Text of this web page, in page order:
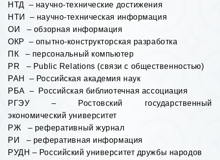
НТД – научно-технические достижения
НТИ – научно-техническая информация
ОИ – обзорная информация
ОКР – опытно-конструкторская разработка
ПК – персональный компьютер
PR – Public Relations (связи с общественностью)
РАН – Российская академия наук
РБА – Российская библиотечная ассоциация
РГЭУ – Ростовский государственный
экономический университет
РЖ – реферативный журнал
РИ – реферативная информация
РУДН – Российский университет дружбы народов